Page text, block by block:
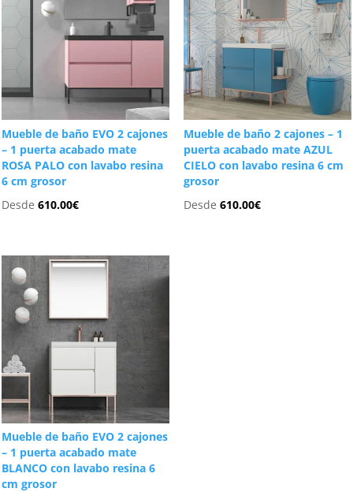
Mueble de baño EVO 2 cajones
– 1 puerta acabado mate
ROSA PALO con lavabo resina
6 cm grosor
Desde610.00€
Mueble de baño 2 cajones – 1
puerta acabado mate AZUL
CIELO con lavabo resina 6 cm
grosor
Desde 610.00€
Mueble de baño EVO 2 cajones
– 1 puerta acabado mate
BLANCO con lavabo resina 6
cm grosor